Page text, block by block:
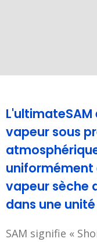
vapeur sous
vapeur sèche
dans une
SAM signifie «